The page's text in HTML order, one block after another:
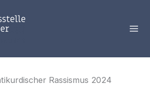
Rassismus 2024